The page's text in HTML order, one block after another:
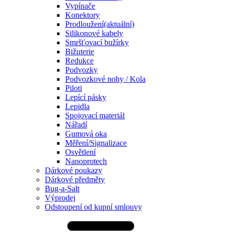
Vypínače
Konektory
Prodloužení(aktuální)
Silikonové kabely
Smršťovací bužírky
Bižuterie
Redukce
Podvozky
Podvozkové nohy / Kola
Piloti
Lepící pásky
Lepidla
Spojovací materiál
Nářadí
Gumová oka
Měření/Signalizace
Osvětlení
Nanoprotech
Dárkové poukazy
Dárkové předměty
Bug-a-Salt
Výprodej
Odstoupení od kupní smlouvy